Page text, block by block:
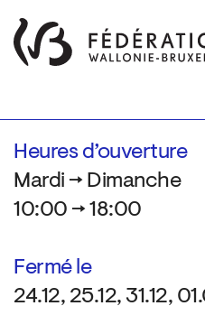
Heures d’ouverture
Mardi → Dimanche
10:00 → 18:00
Fermé le
24.12, 25.12, 31.12,